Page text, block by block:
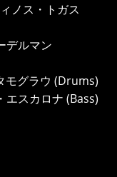
ノス・トガス
デルマン
モグラウ (Drums)
エスカロナ (Bass)